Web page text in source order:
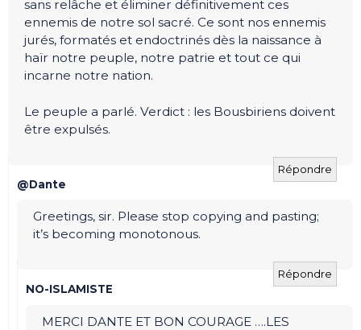
sans relâche et éliminer définitivement ces
ennemis de notre sol sacré. Ce sont nos ennemis
jurés, formatés et endoctrinés dès la naissance à
haïr notre peuple, notre patrie et tout ce qui
incarne notre nation.
Le peuple a parlé. Verdict : les Bousbiriens doivent
être expulsés.
Répondre
@Dante
Greetings, sir. Please stop copying and pasting;
it’s becoming monotonous.
Répondre
NO-ISLAMISTE
MERCI DANTE ET BON COURAGE ….LES